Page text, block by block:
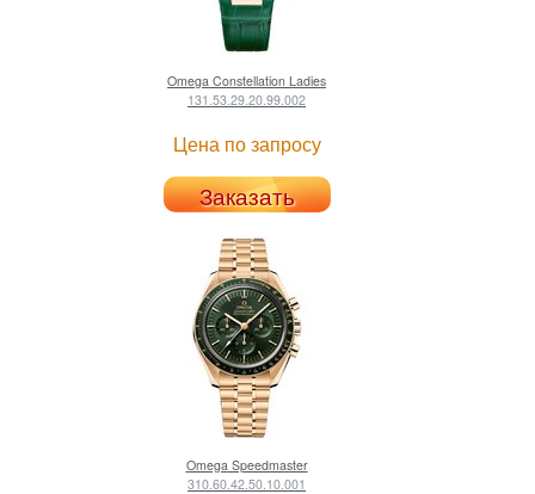
Omega Constellation Ladies
131.53.29.20.99.002
Цена по запросу
Заказать
Omega Speedmaster
310.60.42.50.10.001